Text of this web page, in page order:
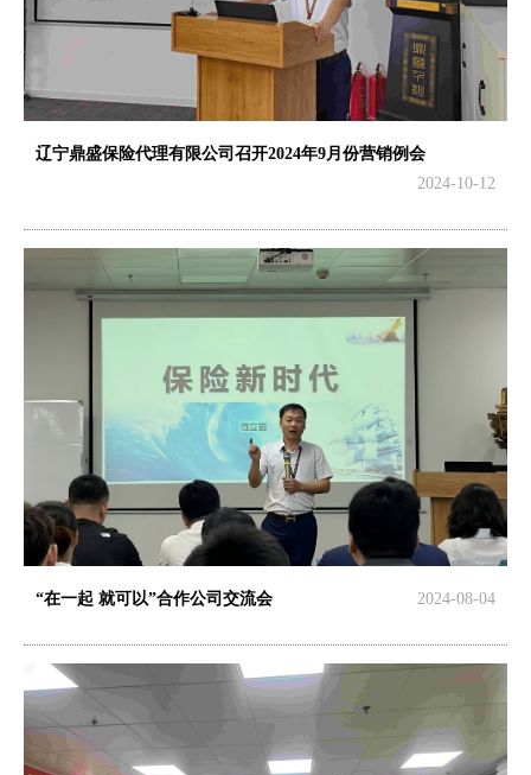
辽宁鼎盛保险代理有限公司召开2024年9月份营销例会
2024-10-12
“在一起 就可以”合作公司交流会 2024-08-04